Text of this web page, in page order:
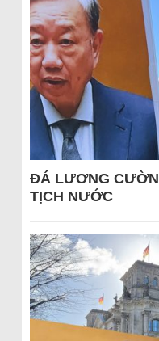
ĐÁ LƯƠNG
TỊCH NƯỚC